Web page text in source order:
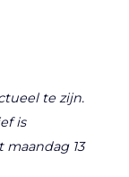
te zijn.
is
13